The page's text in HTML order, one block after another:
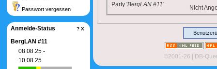
Party 'BergLAN #11 ' Nicht
©2001-26 | DB-
Passwort vergessen
Anmelde-Status ? X
BergLAN #11
08.08.25 -
10.08.25